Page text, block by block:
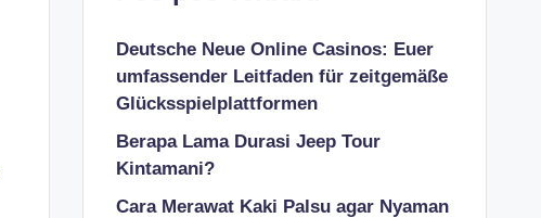
Deutsche Neue Online Casinos: Euer
umfassender Leitfaden für zeitgemäße
Glücksspielplattformen
Berapa Lama Durasi Jeep Tour
Kintamani?
Cara Merawat Kaki Palsu agar Nyaman